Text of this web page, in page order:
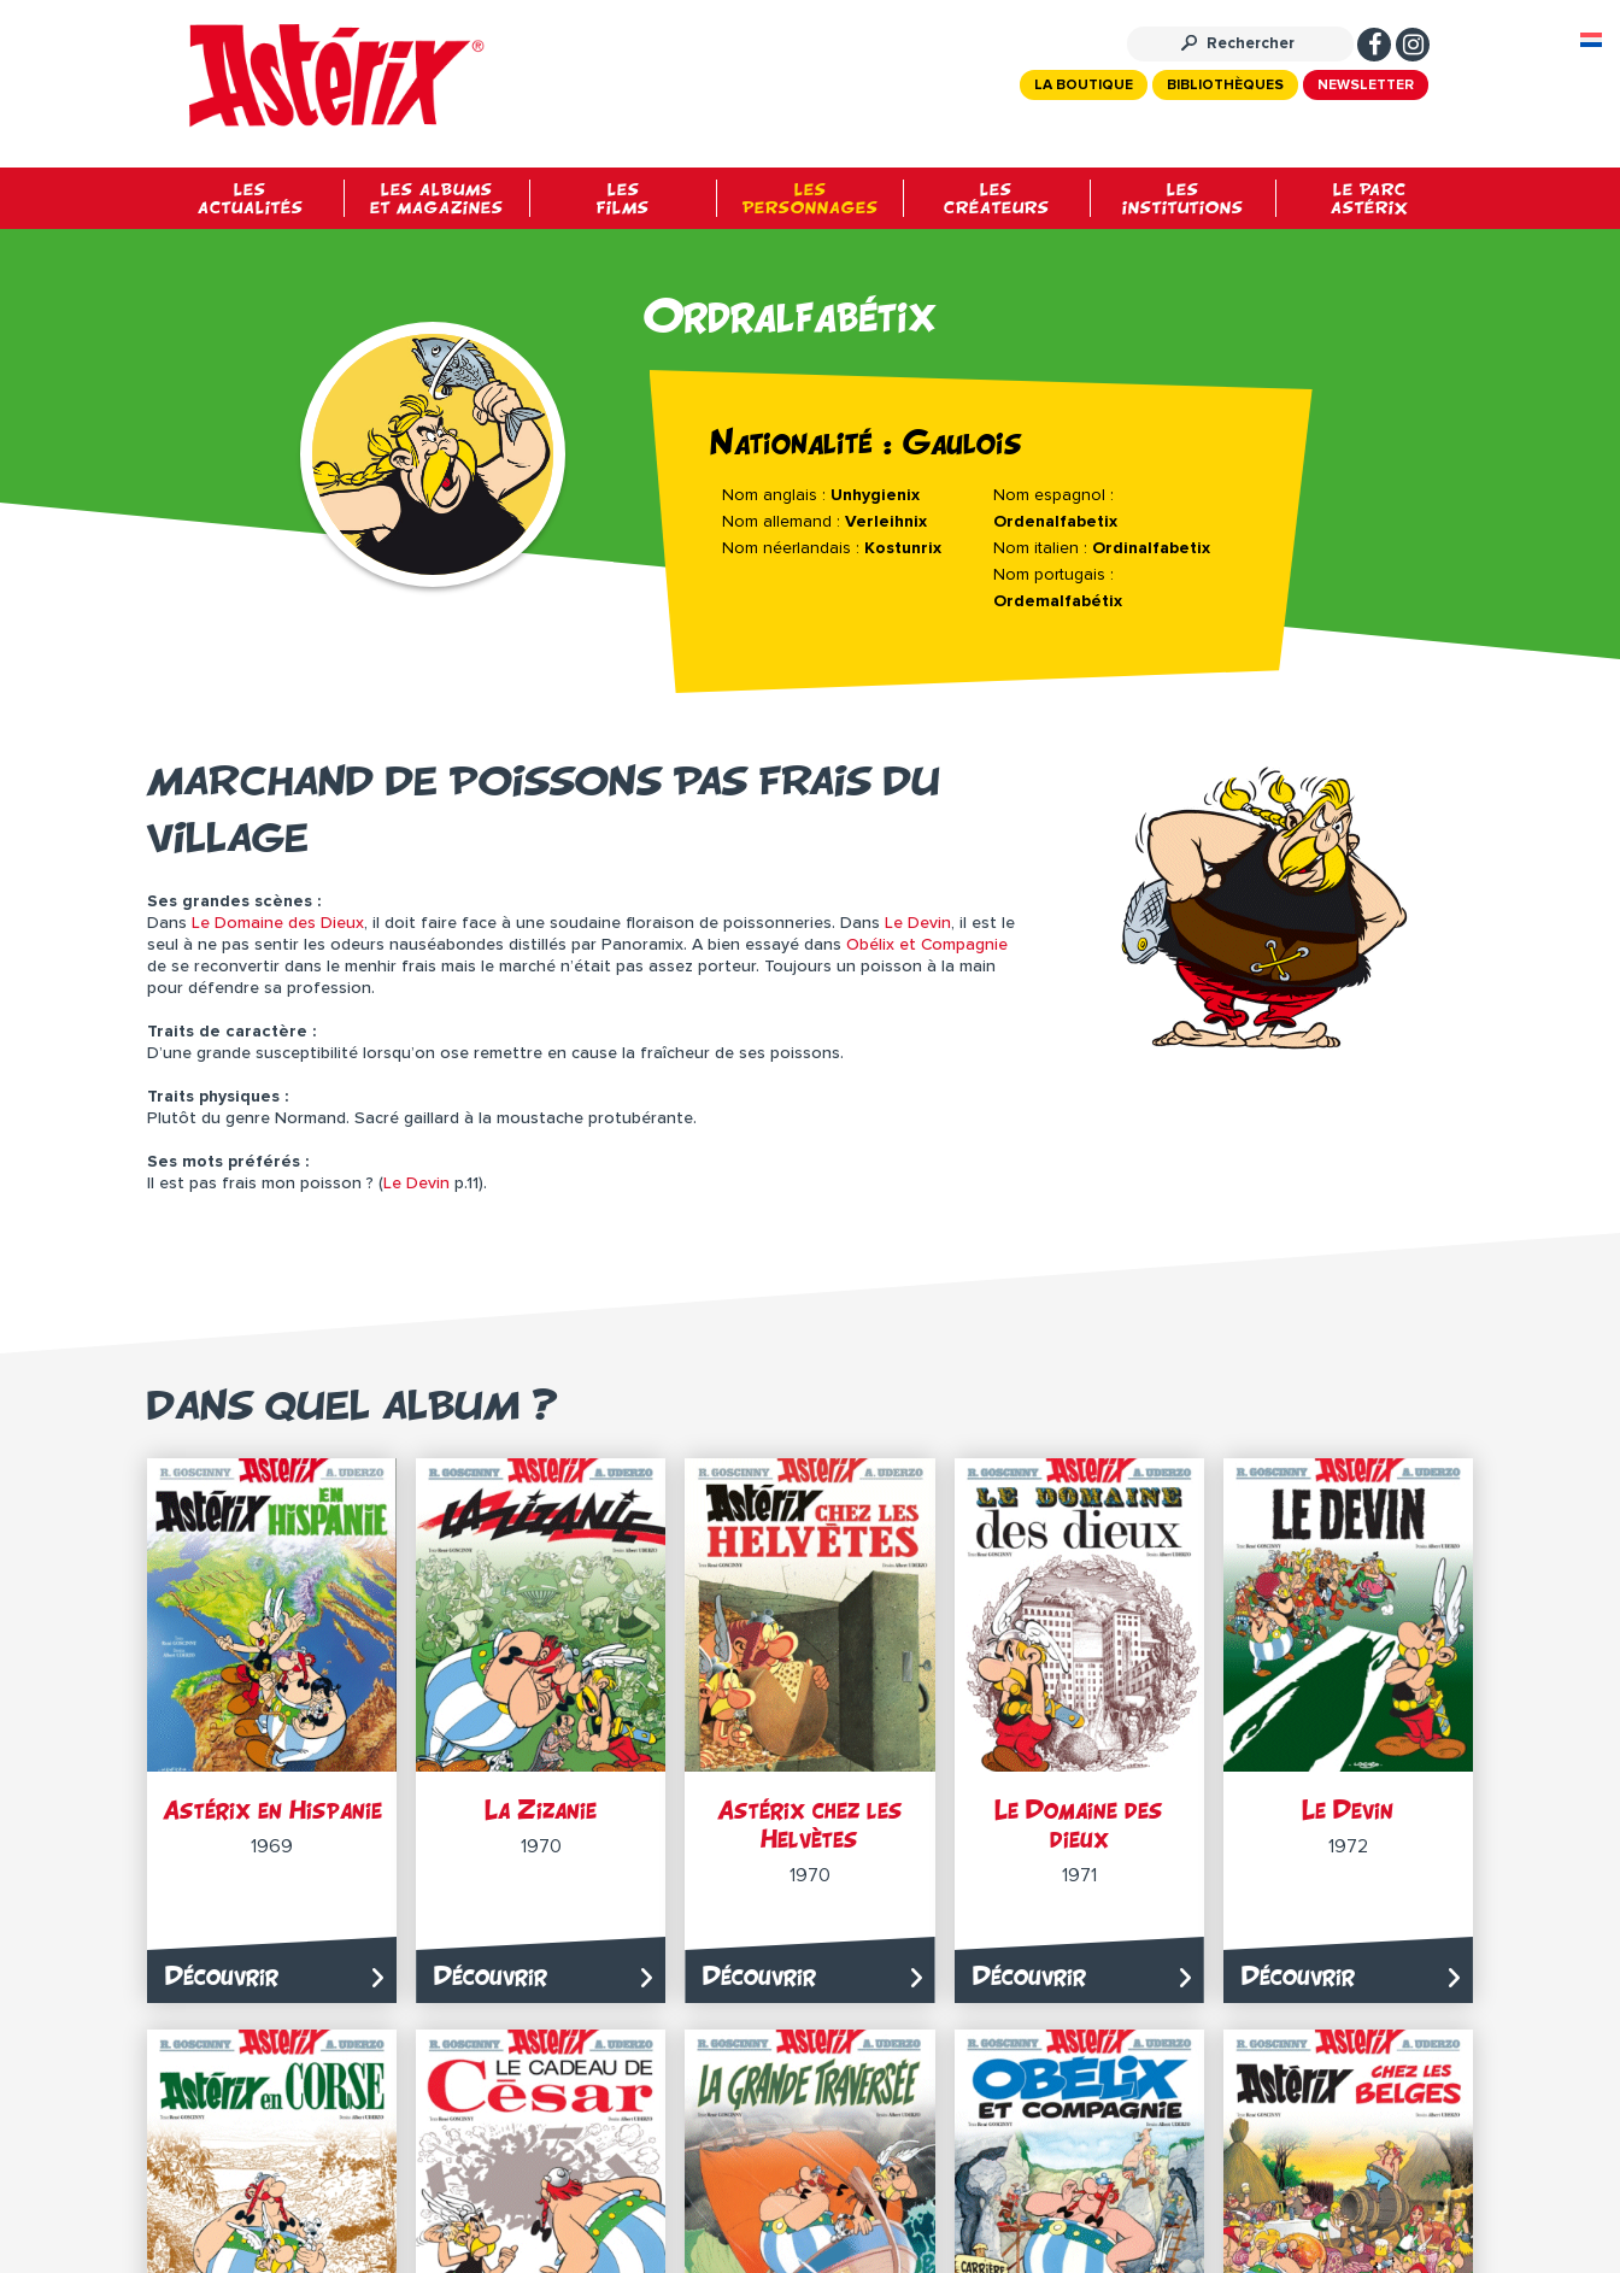
NEWSLETTER
BIBLIOTHÈQUES
LA BOUTIQUE
LES
ACTUALITÉS
LES ALBUMS
ET MAGAZINES
LES
FILMS
LES
PERSONNAGES
LES
CRÉATEURS
LES
INSTITUTIONS
LE PARC
ASTÉRIX
Ordralfabétix
Nationalité : Gaulois
Nom anglais : Unhygienix
Nom allemand : Verleihnix
Nom néerlandais : Kostunrix
Nom espagnol :
Ordenalfabetix
Nom italien : Ordinalfabetix
Nom portugais :
Ordemalfabétix
MARCHAND DE POISSONS PAS FRAIS DU
VILLAGE
Ses grandes scènes :
Dans Le Domaine des Dieux, il doit faire face à une soudaine floraison de poissonneries. Dans Le Devin, il est le
seul à ne pas sentir les odeurs nauséabondes distillés par Panoramix. A bien essayé dans Obélix et Compagnie
de se reconvertir dans le menhir frais mais le marché n’était pas assez porteur. Toujours un poisson à la main
pour défendre sa profession.
Traits de caractère :
D’une grande susceptibilité lorsqu’on ose remettre en cause la fraîcheur de ses poissons.
Traits physiques :
Plutôt du genre Normand. Sacré gaillard à la moustache protubérante.
Ses mots préférés :
Il est pas frais mon poisson ? (Le Devin p.11).
DANS QUEL ALBUM ?
Astérix en Hispanie
1969
Découvrir
La Zizanie
1970
Découvrir
Astérix chez les
Helvètes
1970
Découvrir
Le Domaine des
dieux
1971
Découvrir
Le Devin
1972
Découvrir